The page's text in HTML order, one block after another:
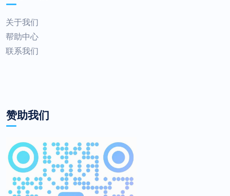
关于我们
帮助中心
联系我们
赞助我们